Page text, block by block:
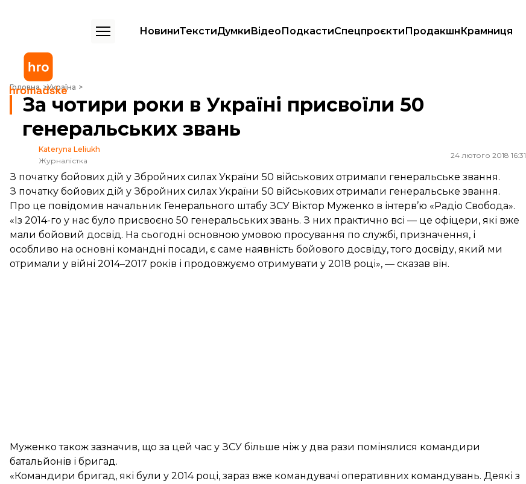
НовиниТекстиДумкиВідеоПодкастиСпецпроєктиПродакшнКрамниця
Головна Україна
За чотири роки в Україні присвоїли 50 генеральських звань
За чотири роки в Україні присвоїли 50
генеральських звань
Kateryna Leliukh
Журналістка
24 лютого 2018 16:31
З початку бойових дій у Збройних силах України 50 військових отримали генеральське звання.
З початку бойових дій у Збройних силах України 50 військових отримали генеральське звання.
Про це повідомив начальник Генерального штабу ЗСУ Віктор Муженко в інтерв’ю «Радіо Свобода».
«Із 2014-го у нас було присвоєно 50 генеральських звань. З них практично всі — це офіцери, які вже
мали бойовий досвід. На сьогодні основною умовою просування по службі, призначення, і
особливо на основні командні посади, є саме наявність бойового досвіду, того досвіду, який ми
отримали у війні 2014–2017 років і продовжуємо отримувати у 2018 році», — сказав він.
Муженко також зазначив, що за цей час у ЗСУ більше ніж у два рази помінялися командири
батальйонів і бригад.
«Командири бригад, які були у 2014 році, зараз вже командувачі оперативних командувань. Деякі з